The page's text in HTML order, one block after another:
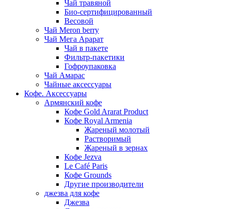
Чай травяной
Био-сертифицированный
Весовой
Чай Meron berry
Чай Мега Арарат
Чай в пакете
Фильтр-пакетики
Гофроупаковка
Чай Амарас
Чайные аксессуары
Кофе. Аксессуары
Армянский кофе
Кофе Gold Ararat Product
Кофе Royal Armenia
Жареный молотый
Растворимый
Жареный в зернах
Кофе Jezva
Le Café Paris
Кофе Grounds
Другие производители
джезва для кофе
Джезва